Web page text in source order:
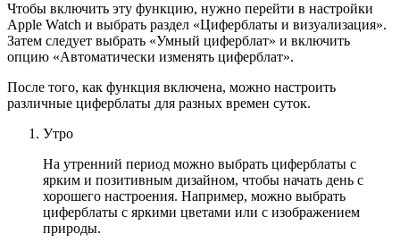
Чтобы включить эту функцию, нужно перейти в настройки
Apple Watch и выбрать раздел «Циферблаты и визуализация».
Затем следует выбрать «Умный циферблат» и включить
опцию «Автоматически изменять циферблат».
После того, как функция включена, можно настроить
различные циферблаты для разных времен суток.
Утро
На утренний период можно выбрать циферблаты с
ярким и позитивным дизайном, чтобы начать день с
хорошего настроения. Например, можно выбрать
циферблаты с яркими цветами или с изображением
природы.